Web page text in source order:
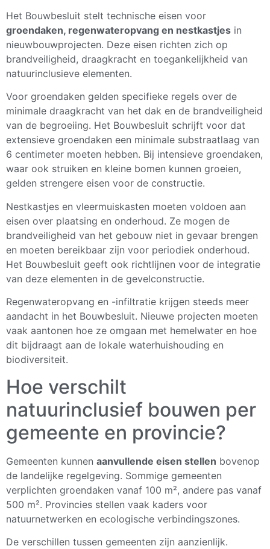
Het Bouwbesluit stelt technische eisen voor
groendaken, regenwateropvang en nestkastjes in
nieuwbouwprojecten. Deze eisen richten zich op
brandveiligheid, draagkracht en toegankelijkheid van
natuurinclusieve elementen.
Voor groendaken gelden specifieke regels over de
minimale draagkracht van het dak en de brandveiligheid
van de begroeiing. Het Bouwbesluit schrijft voor dat
extensieve groendaken een minimale substraatlaag van
6 centimeter moeten hebben. Bij intensieve groendaken,
waar ook struiken en kleine bomen kunnen groeien,
gelden strengere eisen voor de constructie.
Nestkastjes en vleermuiskasten moeten voldoen aan
eisen over plaatsing en onderhoud. Ze mogen de
brandveiligheid van het gebouw niet in gevaar brengen
en moeten bereikbaar zijn voor periodiek onderhoud.
Het Bouwbesluit geeft ook richtlijnen voor de integratie
van deze elementen in de gevelconstructie.
Regenwateropvang en -infiltratie krijgen steeds meer
aandacht in het Bouwbesluit. Nieuwe projecten moeten
vaak aantonen hoe ze omgaan met hemelwater en hoe
dit bijdraagt aan de lokale waterhuishouding en
biodiversiteit.
Hoe verschilt
natuurinclusief bouwen per
gemeente en provincie?
Gemeenten kunnen aanvullende eisen stellen bovenop
de landelijke regelgeving. Sommige gemeenten
verplichten groendaken vanaf 100 m², andere pas vanaf
500 m². Provincies stellen vaak kaders voor
natuurnetwerken en ecologische verbindingszones.
De verschillen tussen gemeenten zijn aanzienlijk.